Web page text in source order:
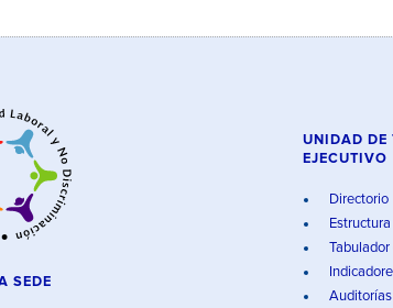
SEDE
UNIDAD DE
EJECUTIVO
Directorio
Auditorías